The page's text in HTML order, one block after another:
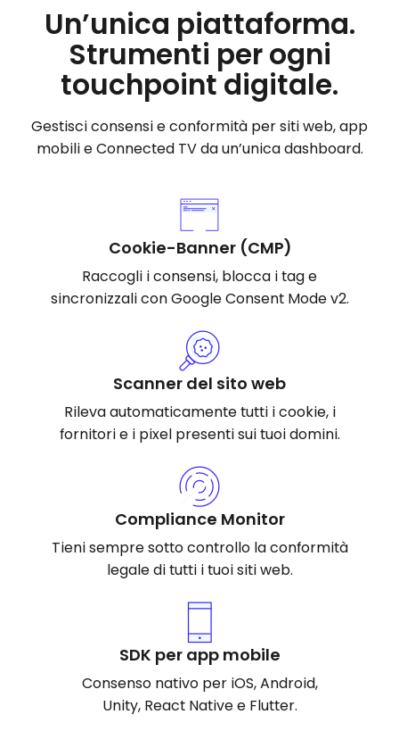
Un’unica piattaforma.
Strumenti per ogni
touchpoint digitale.
Gestisci consensi e conformità per siti web, app
mobili e Connected TV da un’unica dashboard.
Cookie-Banner (CMP)
Raccogli i consensi, blocca i tag e
sincronizzali con Google Consent Mode v2.
Scanner del sito web
Rileva automaticamente tutti i cookie, i
fornitori e i pixel presenti sui tuoi domini.
Compliance Monitor
Tieni sempre sotto controllo la conformità
legale di tutti i tuoi siti web.
SDK per app mobile
Consenso nativo per iOS, Android,
Unity, React Native e Flutter.